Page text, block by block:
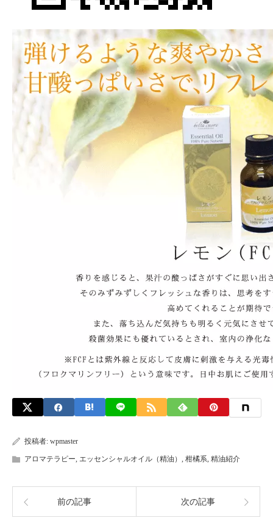
投稿者: wpmaster
アロマテラピー, エッセンシャルオイル（精油） , 柑橘系, 精油紹介
前の記事 次の記事